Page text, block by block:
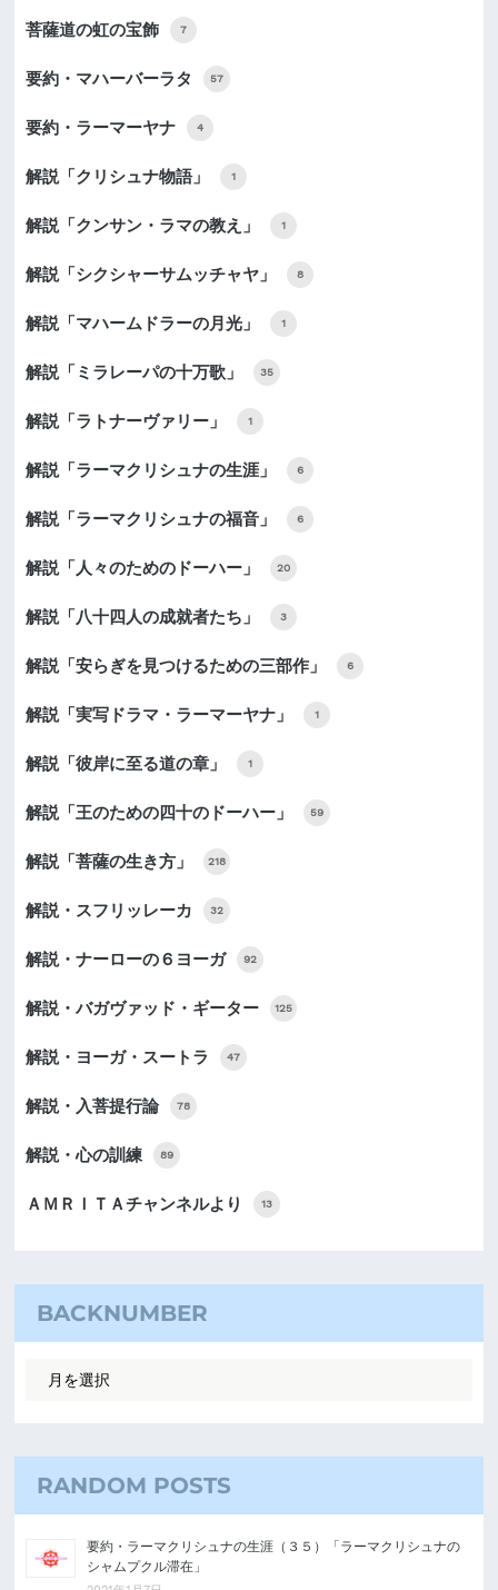
菩薩道の虹の宝飾 7
要約・マハーバーラタ 57
要約・ラーマーヤナ 4
解説「クリシュナ物語」 1
解説「クンサン・ラマの教え」 1
解説「シクシャーサムッチャヤ」 8
解説「マハームドラーの月光」 1
解説「ミラレーパの十万歌」 35
解説「ラトナーヴァリー」 1
解説「ラーマクリシュナの生涯」 6
解説「ラーマクリシュナの福音」 6
解説「人々のためのドーハー」 20
解説「八十四人の成就者たち」 3
解説「安らぎを見つけるための三部作」 6
解説「実写ドラマ・ラーマーヤナ」 1
解説「彼岸に至る道の章」 1
解説「王のための四十のドーハー」 59
解説「菩薩の生き方」 218
解説・スフリッレーカ 32
解説・ナーローの６ヨーガ 92
解説・バガヴァッド・ギーター 125
解説・ヨーガ・スートラ 47
解説・入菩提行論 78
解説・心の訓練 89
ＡＭＲＩＴＡチャンネルより 13
BACKNUMBER
RANDOM POSTS
要約・ラーマクリシュナの生涯（３５）「ラーマクリシュナの
シャムプクル滞在」